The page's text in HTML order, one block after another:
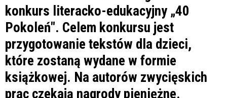
konkurs literacko-edukacyjny „40
Pokoleń". Celem konkursu jest
przygotowanie tekstów dla dzieci,
które zostaną wydane w formie
książkowej. Na autorów zwycięskich
prac czekają nagrody pieniężne.